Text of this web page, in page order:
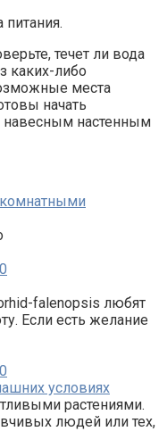
питания.
течет ли вода
каких-либо
места
начать
настенным
комнатными
0
falenopsis любят
Если есть желание
0
условиях
растениями.
людей или тех,